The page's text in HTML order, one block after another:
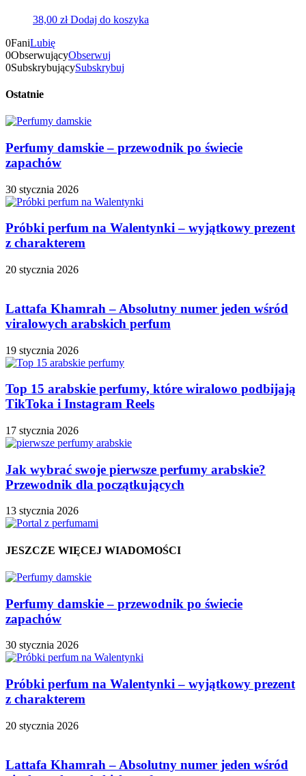
38,00 zł Dodaj do koszyka
0FaniLubię
0ObserwującyObserwuj
0SubskrybującySubskrybuj
Ostatnie
Perfumy damskie – przewodnik po świecie
zapachów
30 stycznia 2026
Próbki perfum na Walentynki – wyjątkowy prezent
z charakterem
20 stycznia 2026
Lattafa Khamrah – Absolutny numer jeden wśród
viralowych arabskich perfum
19 stycznia 2026
Top 15 arabskie perfumy, które wiralowo podbijają
TikToka i Instagram Reels
17 stycznia 2026
Jak wybrać swoje pierwsze perfumy arabskie?
Przewodnik dla początkujących
13 stycznia 2026
JESZCZE WIĘCEJ WIADOMOŚCI
Perfumy damskie – przewodnik po świecie
zapachów
30 stycznia 2026
Próbki perfum na Walentynki – wyjątkowy prezent
z charakterem
20 stycznia 2026
Lattafa Khamrah – Absolutny numer jeden wśród